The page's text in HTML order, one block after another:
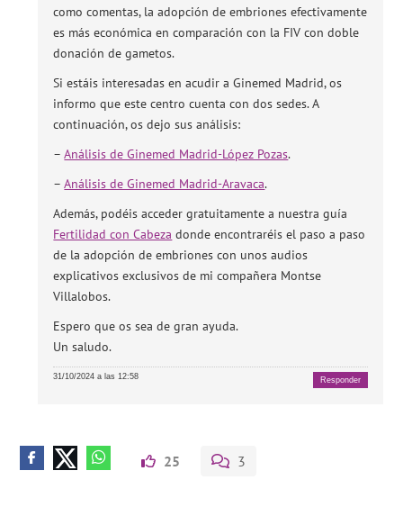
como comentas, la adopción de embriones efectivamente
es más económica en comparación con la FIV con doble
donación de gametos.
Si estáis interesadas en acudir a Ginemed Madrid, os
informo que este centro cuenta con dos sedes. A
continuación, os dejo sus análisis:
–Análisis de Ginemed Madrid-López Pozas.
–Análisis de Ginemed Madrid-Aravaca.
Además, podéis acceder gratuitamente a nuestra guía
Fertilidad con Cabeza donde encontraréis el paso a paso
de la adopción de embriones con unos audios
explicativos exclusivos de mi compañera Montse
Villalobos.
Espero que os sea de gran ayuda.
Un saludo.
31/10/2024 a las 12:58 Responder
25 3